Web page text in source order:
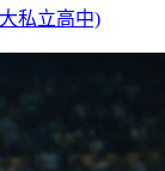
私立高中)